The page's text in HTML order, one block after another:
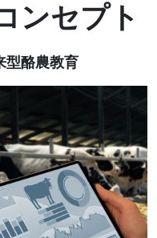
ンセプト
型酪農教育